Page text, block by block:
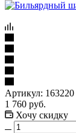
Артикул: 163220
1 760 руб.
Хочу скидку